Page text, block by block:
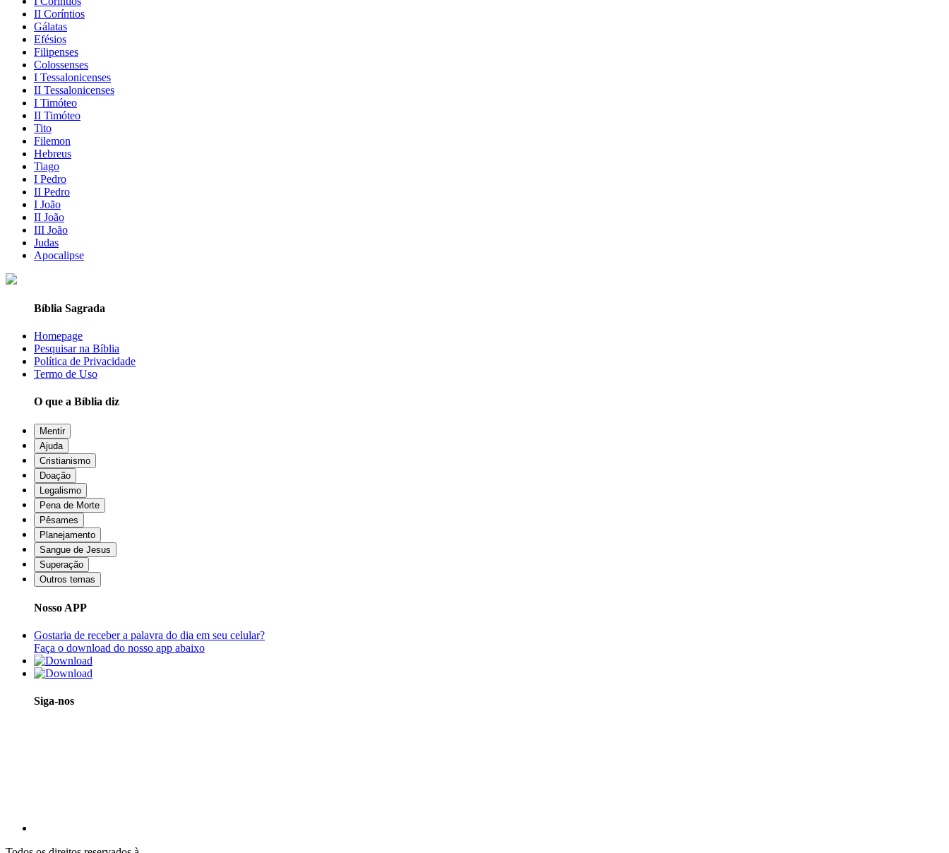
II Coríntios
Gálatas
Efésios
Filipenses
Colossenses
I Tessalonicenses
II Tessalonicenses
I Timóteo
II Timóteo
Tito
Filemon
Hebreus
Tiago
I Pedro
II Pedro
I João
II João
III João
Judas
Apocalipse
Bíblia Sagrada
Homepage
Pesquisar na Bíblia
Política de Privacidade
Termo de Uso
O que a Bíblia diz
Mentir
Ajuda
Cristianismo
Doação
Legalismo
Pena de Morte
Pêsames
Planejamento
Sangue de Jesus
Superação
Outros temas
Nosso APP
Gostaria de receber a palavra do dia em seu celular?
Faça o download do nosso app abaixo
Siga-nos